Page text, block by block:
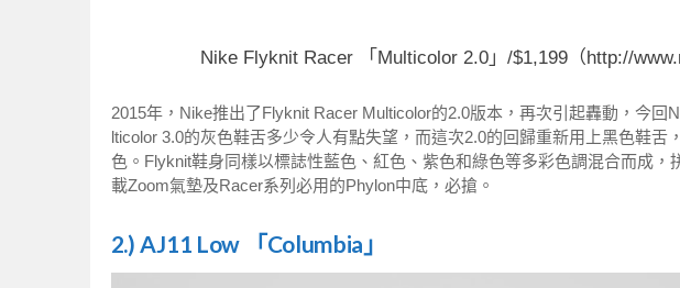
Nike Flyknit Racer 「Multicolor 2.0」/$1,199（http://
2015年，Nike推出了Flyknit Racer Multicolor的2.0版本，再次引起轟動，今
lticolor 3.0的灰色鞋舌多少令人有點失望，而這次2.0的回歸重新用上黑色鞋舌
色。Flyknit鞋身同樣以標誌性藍色、紅色、紫色和綠色等多彩色調混合而成，
載Zoom氣墊及Racer系列必用的Phylon中底，必搶。
2.) AJ11 Low 「Columbia」